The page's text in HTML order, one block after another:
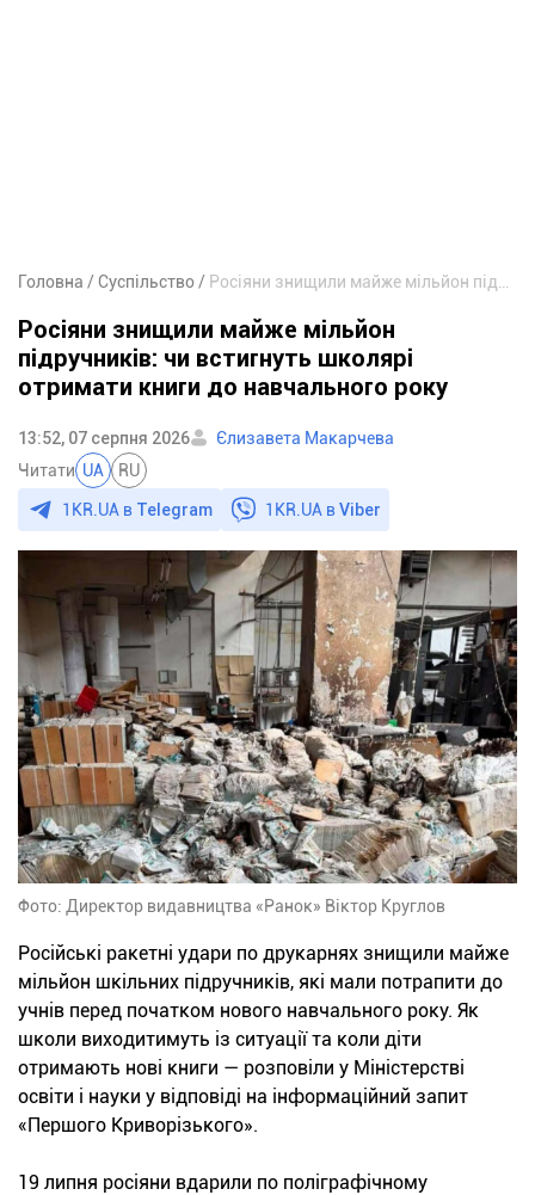
Головна Суспільство
Росіяни знищили майже мільйон
підручників: чи встигнуть школярі
отримати книги до навчального року
13:52, 07 серпня 2026
Єлизавета Макарчева
Читати UA RU
1KR.UA в Telegram 1KR.UA вViber
Фото: Директор видавництва «Ранок» Віктор Круглов
Російські ракетні удари по друкарнях знищили майже
мільйон шкільних підручників, які мали потрапити до
учнів перед початком нового навчального року. Як
школи виходитимуть із ситуації та коли діти
отримають нові книги — розповіли у Міністерстві
освіти і науки у відповіді на інформаційний запит
«Першого Криворізького».
19 липня росіяни вдарили по поліграфічному